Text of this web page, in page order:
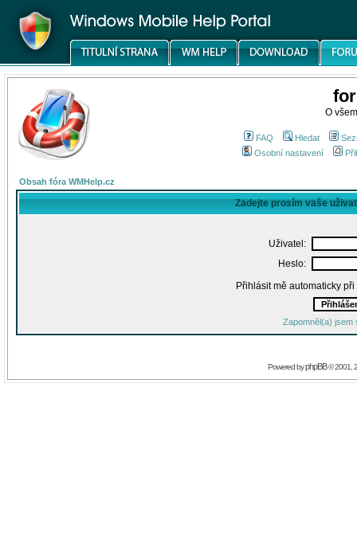
O
FAQ Hledat
Osobní nastavení
Obsah fóra WMHelp.cz
Zadejte prosím vaše
Uživatel:
Heslo:
Přihlásit mě automaticky
Zapomněl(a) jsem
Powered byphpBB© 2001,